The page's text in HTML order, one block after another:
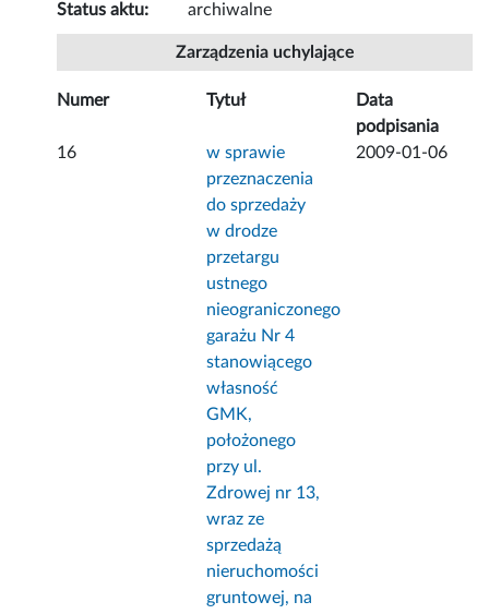
Status aktu: archiwalne
Zarządzenia uchylające
Numer Tytuł
Data
podpisania
16
w sprawie
przeznaczenia
do sprzedaży
w drodze
przetargu
ustnego
nieograniczonego
garażu Nr 4
stanowiącego
własność
GMK,
położonego
przy ul.
Zdrowej nr 13,
wraz ze
sprzedażą
nieruchomości
gruntowej, na
2009-01-06